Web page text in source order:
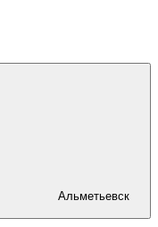
Альметьевск